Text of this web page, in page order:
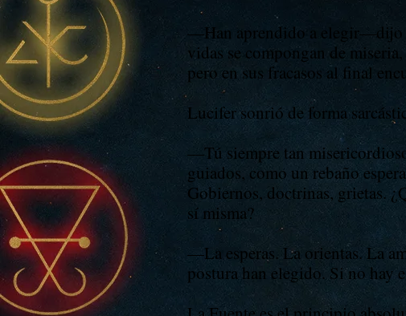
—Han aprendido a elegir—dijo
vidas se compongan de
pero en sus fracasos al final
Lucifer sonrió de forma
—Tú siempre tan
guiados, como un rebaño
Gobiernos, doctrinas, grietas.
sí misma?
—La esperas. La orientas. La
postura han elegido. Si no hay